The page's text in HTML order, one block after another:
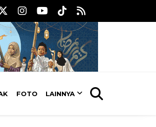
FOTO LAINNYA